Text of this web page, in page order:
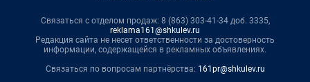
Связаться с отделом продаж: 8 (863) 303-41-34 доб. 3335,
reklama161@shkulev.ru
Редакция сайта не несет ответственности за достоверность
информации, содержащейся в рекламных объявлениях.
Связаться по вопросам партнёрства: 161pr@shkulev.ru